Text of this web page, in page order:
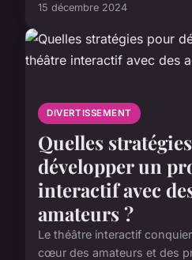
15 décembre 2024
DIVERTISSEMENT
Quelles
développer un
interactif avec
amateurs ?
Le théâtre interactif
cœur des amateurs et des